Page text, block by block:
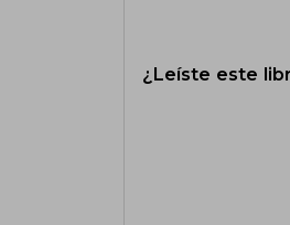
¿Leíste este